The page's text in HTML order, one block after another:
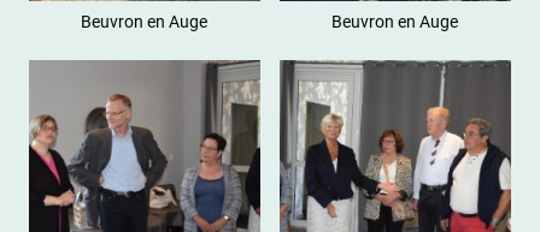
Beuvron en Auge Beuvron en Auge